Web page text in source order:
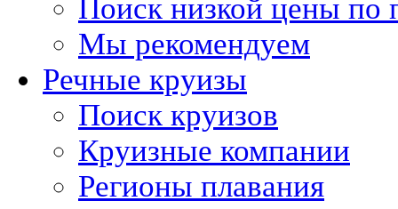
Поиск низкой цены по
Мы рекомендуем
Речные круизы
Поиск круизов
Круизные компании
Регионы плавания